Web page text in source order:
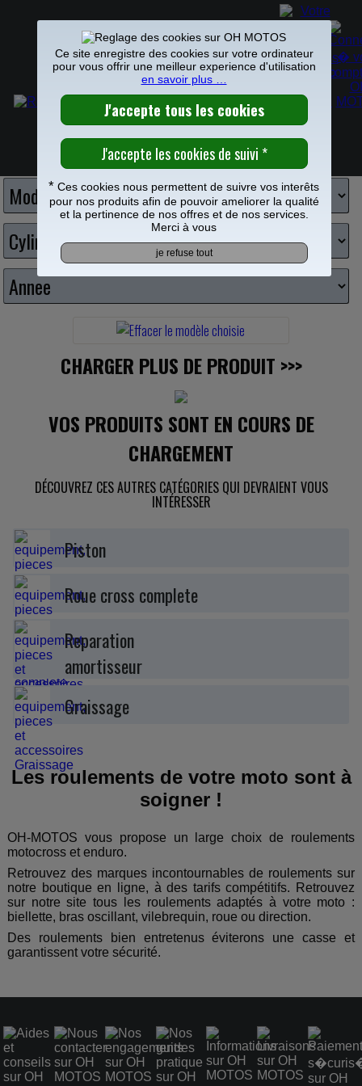
Frais de port offerts à partir de 49€
Roulements
ROULEMENT MOTOCROSS ET ENDURO
Choisissez votre moto
CHARGER PLUS DE PRODUIT >>>
VOS PRODUITS SONT EN COURS DE
CHARGEMENT
DÉCOUVREZ CES AUTRES CATÉGORIES QUI DEVRAIENT VOUS
INTÉRESSER
Piston
Roue cross complete
Reparation
amortisseur
Graissage
Les roulements de votre moto sont à
soigner !
OH-MOTOS vous propose un large choix de roulements
motocross et enduro.
Retrouvez des marques incontournables de roulements sur
notre boutique en ligne, à des tarifs compétitifs. Retrouvez
sur notre site tous les roulements adaptés à votre moto :
biellette, bras oscillant, vilebrequin, roue ou direction.
Des roulements bien entretenus éviterons une casse et
garantissent votre sécurité.
Ce site enregistre des cookies sur votre ordinateur
pour vous offrir une meilleur experience d'utilisation
en savoir plus …
* Ces cookies nous permettent de suivre vos interêts
pour nos produits afin de pouvoir ameliorer la qualité
et la pertinence de nos offres et de nos services.
Merci à vous